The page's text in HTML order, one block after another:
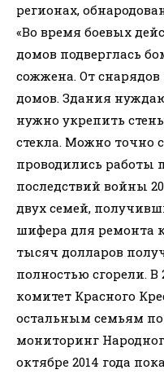
регионах,
«Во время боевых
домов подверглась
сожжена. От
домов. Здания
нужно укрепить
стекла. Можно точно
проводились работы
последствий войны
двух семей,
шифера для ремонта
тысяч долларов
полностью сгорели.
комитет Красного
остальным семьям
мониторинг
октябре 2014 года